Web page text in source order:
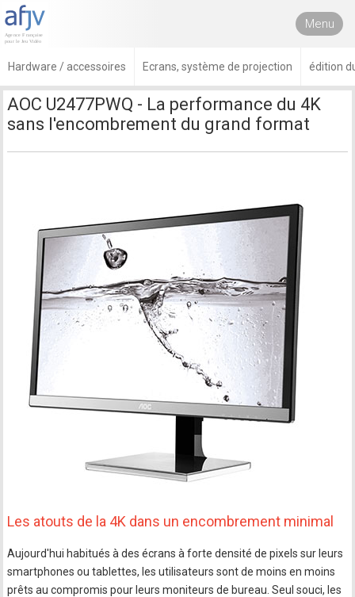
Menu
Hardware / accessoires Ecrans, système de projection édition
AOC U2477PWQ - La performance du 4K
sans l'encombrement du grand format
Les atouts de la 4K dans un encombrement minimal
Aujourd'hui habitués à des écrans à forte densité de pixels sur leurs
smartphones ou tablettes, les utilisateurs sont de moins en moins
prêts au compromis pour leurs moniteurs de bureau. Seul souci, les